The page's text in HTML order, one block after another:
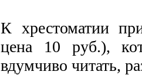
К хрестоматии
цена 10 руб.),
вдумчиво читать,